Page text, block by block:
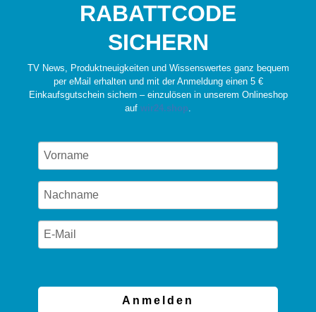
RABATTCODE
SICHERN
TV News, Produktneuigkeiten und Wissenswertes ganz bequem
per eMail erhalten und mit der Anmeldung einen 5 €
Einkaufsgutschein sichern – einzulösen in unserem Onlineshop
auf wir24.shop.
Anmelden